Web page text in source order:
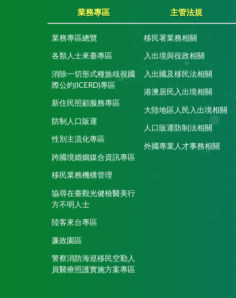
業務專區
業務專區總覽
各類人士來臺專區
消除一切形式種族歧視國
際公約(ICERD)專區
新住民照顧服務專區
防制人口販運
性別主流化專區
跨國境婚姻媒合資訊專區
移民業務機構管理
協尋在臺觀光健檢醫美行
方不明人士
陸客來台專區
廉政園區
警察消防海巡移民空勤人
員醫療照護實施方案專區
主管法規
移民署業務相關
入出境與役政相關
入出國及移民法相關
港澳居民入出境相關
大陸地區人民入出境相關
人口販運防制法相關
外國專業人才事務相關